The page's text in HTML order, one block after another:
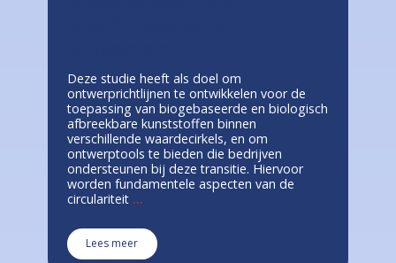
Deze studie heeft als doel om
ontwerprichtlijnen te ontwikkelen voor de
toepassing van biogebaseerde en biologisch
afbreekbare kunststoffen binnen
verschillende waardecirkels, en om
ontwerptools te bieden die bedrijven
ondersteunen bij deze transitie. Hiervoor
worden fundamentele aspecten van de
circulariteit ...
Lees meer